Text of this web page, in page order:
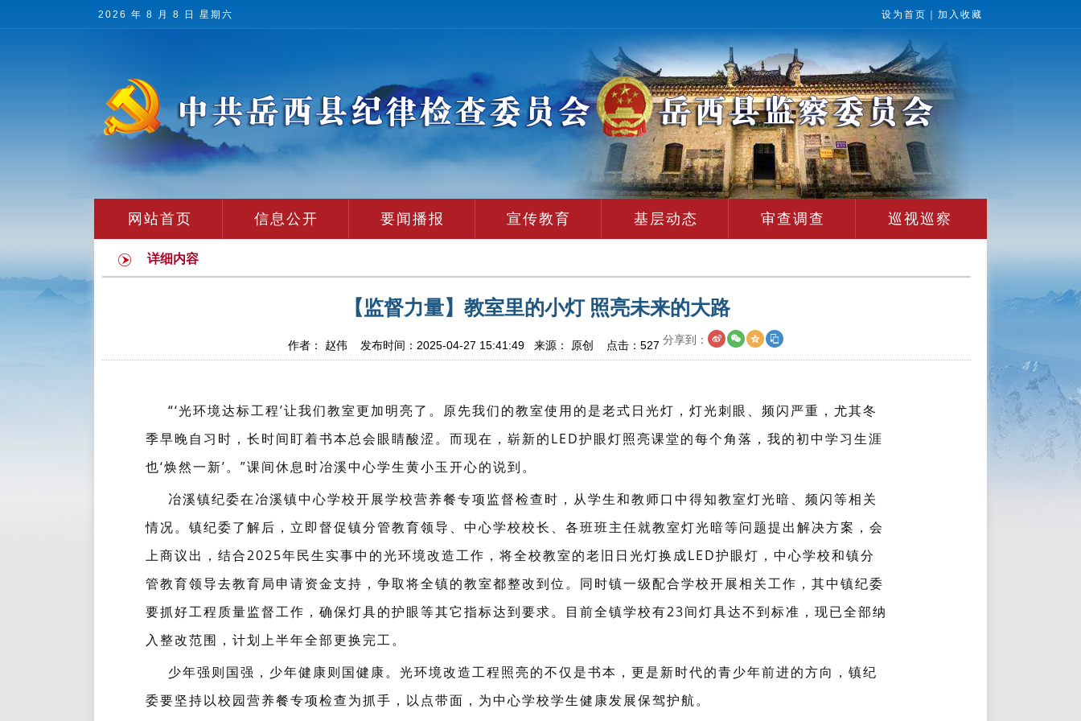
2026 年 8 月 8 日 星期六 设为首页 加入收藏
网站首页 信息公开 要闻播报 宣传教育 基层动态 审查调查 巡视巡察
详细内容
【监督力量】教室里的小灯 照亮未来的大路
作者： 赵伟 发布时间：2025-04-27 15:41:49 来源： 原创 点击： 527 分享到：
“‘光环境达标工程’让我们教室更加明亮了。原先我们的教室使用的是老式日光灯，灯光刺眼、频闪严重，尤其冬
季早晚自习时，长时间盯着书本总会眼睛酸涩。而现在，崭新的LED护眼灯照亮课堂的每个角落，我的初中学习生涯
也‘焕然一新’。”课间休息时冶溪中心学生黄小玉开心的说到。
冶溪镇纪委在冶溪镇中心学校开展学校营养餐专项监督检查时，从学生和教师口中得知教室灯光暗、频闪等相关
情况。镇纪委了解后，立即督促镇分管教育领导、中心学校校长、各班班主任就教室灯光暗等问题提出解决方案，会
上商议出，结合2025年民生实事中的光环境改造工作，将全校教室的老旧日光灯换成LED护眼灯，中心学校和镇分
管教育领导去教育局申请资金支持，争取将全镇的教室都整改到位。同时镇一级配合学校开展相关工作，其中镇纪委
要抓好工程质量监督工作，确保灯具的护眼等其它指标达到要求。目前全镇学校有23间灯具达不到标准，现已全部纳
入整改范围，计划上半年全部更换完工。
少年强则国强，少年健康则国健康。光环境改造工程照亮的不仅是书本，更是新时代的青少年前进的方向，镇纪
委要坚持以校园营养餐专项检查为抓手，以点带面，为中心学校学生健康发展保驾护航。